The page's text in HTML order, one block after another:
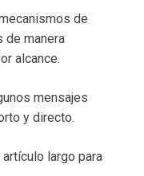
de
de manera
alcance.
mensajes
y directo.
largo para